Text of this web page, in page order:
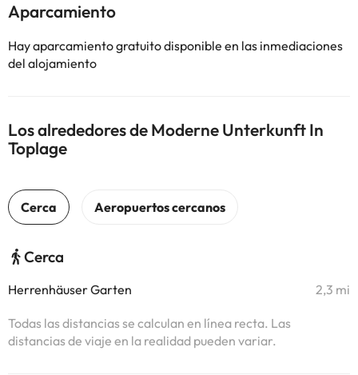
Aparcamiento
Hay aparcamiento gratuito disponible en las inmediaciones
del alojamiento
Los alrededores de Moderne Unterkunft In
Toplage
Cerca
Herrenhäuser Garten 2,3 mi
Todas las distancias se calculan en línea recta. Las
distancias de viaje en la realidad pueden variar.